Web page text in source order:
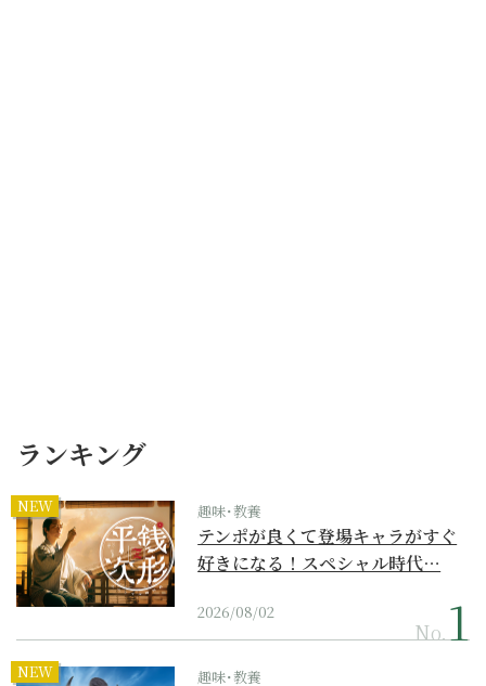
ランキング
NEW 趣味･教養
テンポが良くて登場キャラがすぐ
好きになる！スペシャル時代…
2026/08/02
No.
NEW 趣味･教養